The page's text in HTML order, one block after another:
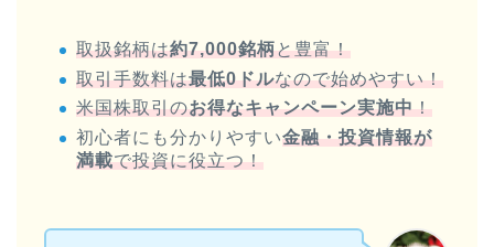
取扱銘柄は約7,000銘柄と豊富！
取引手数料は最低0ドルなので始めやすい！
米国株取引のお得なキャンペーン実施中！
初心者にも分かりやすい金融・投資情報が
満載で投資に役立つ！